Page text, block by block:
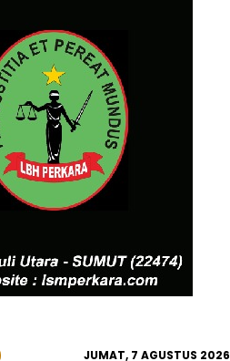
JUMAT, 7 AGUSTUS 2026